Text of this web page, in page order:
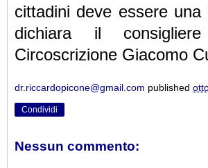
cittadini deve essere una
dichiara il
Circoscrizione Giacomo
dr.riccardopicone@gmail.com published
Condividi
Nessun commento: